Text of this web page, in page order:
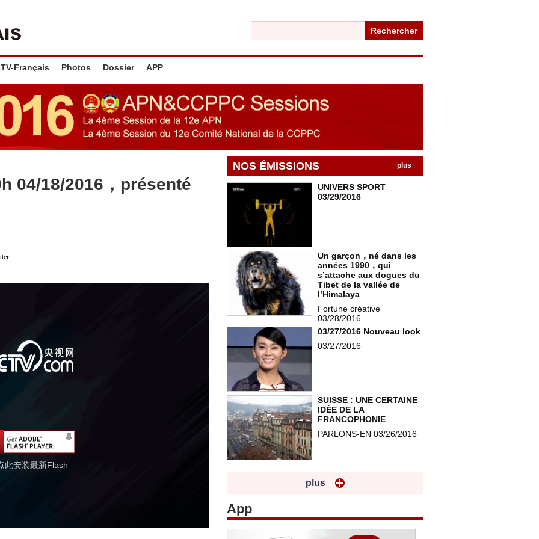
Rechercher
Français Photos Dossier APP
04/18/2016，présenté
此安装最新Flash
NOS ÉMISSIONS plus
UNIVERS SPORT
03/29/2016
Un garçon，né dans les
années 1990，qui
s’attache aux dogues du
Tibet de la vallée de
l’Himalaya
Fortune créative
03/28/2016
03/27/2016 Nouveau look
03/27/2016
SUISSE : UNE CERTAINE
IDÉE DE LA
FRANCOPHONIE
PARLONS-EN 03/26/2016
plus
App